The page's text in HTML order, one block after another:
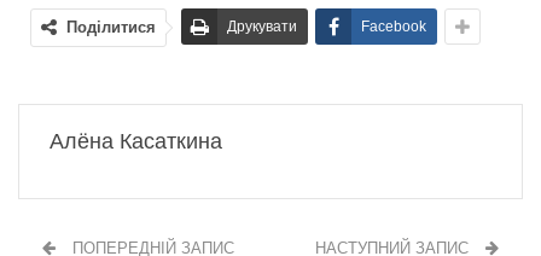
Поділитися Друкувати Facebook
Алёна Касаткина
ПОПЕРЕДНІЙ ЗАПИС НАСТУПНИЙ ЗАПИС